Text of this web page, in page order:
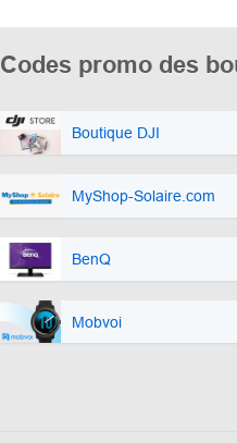
Codes promo des
Boutique DJI
MyShop-Solaire.com
BenQ
Mobvoi